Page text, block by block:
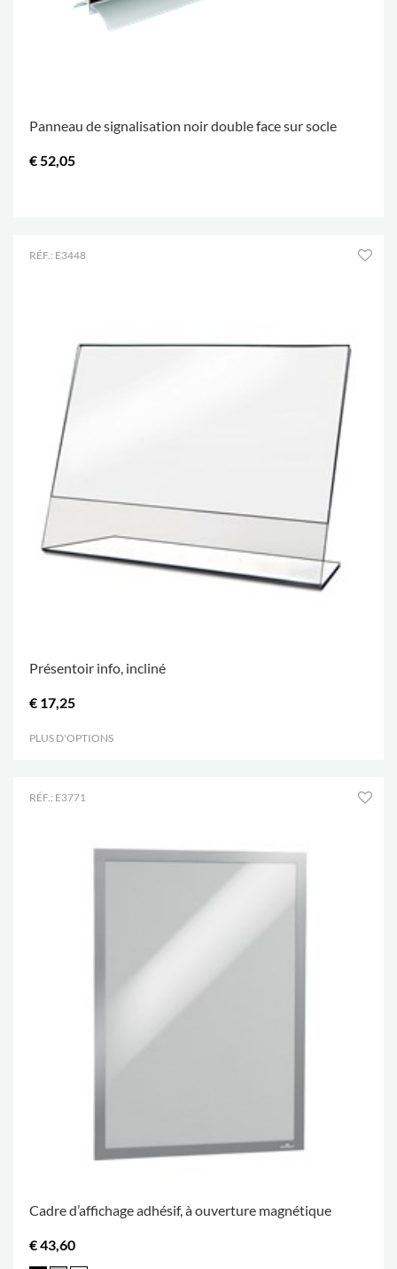
Panneau de signalisation noir double face sur socle
€ 52,05
RÉF.: E3448
Présentoir info, incliné
€ 17,25
PLUS D'OPTIONS
RÉF.: E3771
Cadre d’affichage adhésif, à ouverture magnétique
€ 43,60